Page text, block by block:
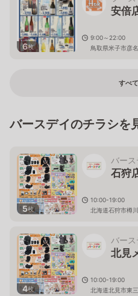
6枚
安倍
9:00～22:00
鳥取県米子市彦
すべ
バースデイのチラシを
5枚
バース
石狩
10:00-19:00
北海道石狩市樽
4枚
バース
北見
10:00-19:00
北海道北見市東